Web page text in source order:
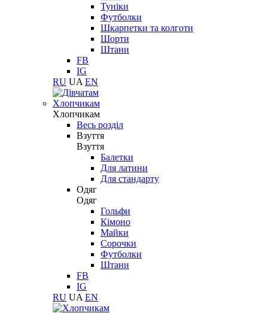
Туніки
Футболки
Шкарпетки та колготи
Шорти
Штани
FB
IG
RU UA EN
Хлопчикам
Хлопчикам
Весь розділ
Взуття
Взуття
Балетки
Для латини
Для стандарту
Одяг
Одяг
Гольфи
Кімоно
Майки
Сорочки
Футболки
Штани
FB
IG
RU UA EN